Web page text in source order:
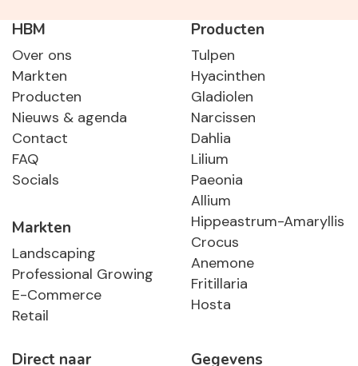
HBM
Over ons
Markten
Producten
Nieuws & agenda
Contact
FAQ
Socials
Markten
Landscaping
Professional Growing
E-Commerce
Retail
Producten
Tulpen
Hyacinthen
Gladiolen
Narcissen
Dahlia
Lilium
Paeonia
Allium
Hippeastrum-Amaryllis
Crocus
Anemone
Fritillaria
Hosta
Direct naar Gegevens